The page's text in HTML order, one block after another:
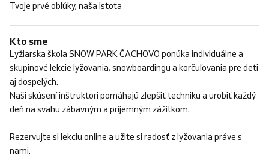
Tvoje prvé oblúky, naša istota
Kto sme
Lyžiarska škola SNOW PARK ČACHOVO ponúka individuálne a
skupinové lekcie lyžovania, snowboardingu a korčuľovania pre deti
aj dospelých.
Naši skúsení inštruktori pomáhajú zlepšiť techniku a urobiť každý
deň na svahu zábavným a príjemným zážitkom.
Rezervujte si lekciu online a užite si radosť z lyžovania práve s
nami.